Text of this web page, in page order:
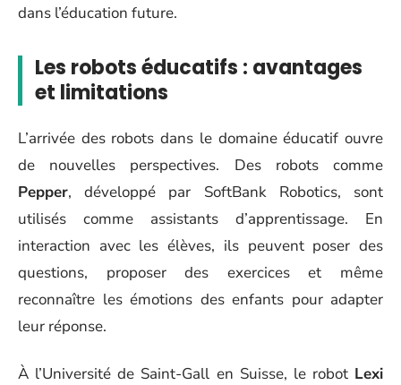
dans l’éducation future.
Les robots éducatifs : avantages
et limitations
L’arrivée des robots dans le domaine éducatif ouvre
de nouvelles perspectives. Des robots comme
Pepper, développé par SoftBank Robotics, sont
utilisés comme assistants d’apprentissage. En
interaction avec les élèves, ils peuvent poser des
questions, proposer des exercices et même
reconnaître les émotions des enfants pour adapter
leur réponse.
À l’Université de Saint-Gall en Suisse, le robot Lexi